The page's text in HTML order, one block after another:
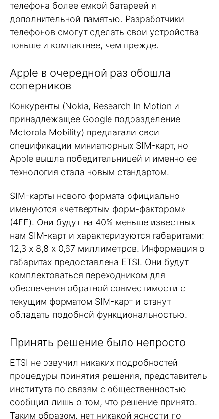
телефона более емкой батареей и
дополнительной памятью. Разработчики
телефонов смогут сделать свои устройства
тоньше и компактнее, чем прежде.
Apple в очередной раз обошла
соперников
Конкуренты (Nokia, Research In Motion и
принадлежащее Google подразделение
Motorola Mobility) предлагали свои
спецификации миниатюрных SIM-карт, но
Apple вышла победительницей и именно ее
технология стала новым стандартом.
SIM-карты нового формата официально
именуются «четвертым форм-фактором»
(4FF). Они будут на 40% меньше известных
нам SIM-карт и характеризуются габаритами:
12,3 х 8,8 х 0,67 миллиметров. Информация о
габаритах предоставлена ETSI. Они будут
комплектоваться переходником для
обеспечения обратной совместимости с
текущим форматом SIM-карт и станут
обладать подобной функциональностью.
Принять решение было непросто
ETSI не озвучил никаких подробностей
процедуры принятия решения, представитель
института по связям с общественностью
сообщил лишь о том, что решение принято.
Таким образом, нет никакой ясности по